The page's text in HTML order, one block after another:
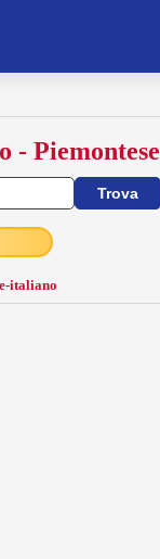
- Piemontese
italiano